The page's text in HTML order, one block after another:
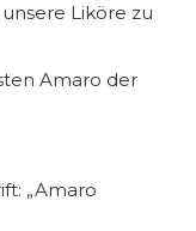
Liköre zu
Amaro der
„Amaro